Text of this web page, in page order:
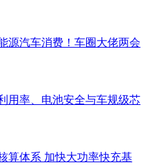
源汽车消费！车圈大佬两会
用率、电池安全与车规级芯
算体系 加快大功率快充基